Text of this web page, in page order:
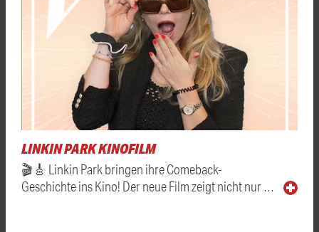
LINKIN PARK KINOFILM
🎬🎸 Linkin Park bringen ihre Comeback-
Geschichte ins Kino! Der neue Film zeigt nicht nur …